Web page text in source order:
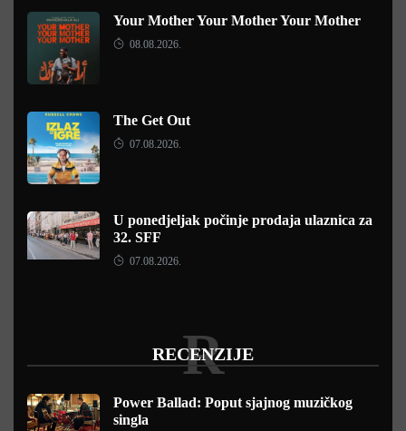
Your Mother Your Mother Your Mother
08.08.2026.
The Get Out
07.08.2026.
U ponedjeljak počinje prodaja ulaznica za
32. SFF
07.08.2026.
RECENZIJE
R
Power Ballad: Poput sjajnog muzičkog
singla